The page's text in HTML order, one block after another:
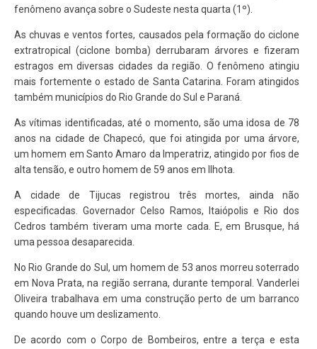
fenômeno avança sobre o Sudeste nesta quarta (1º).
As chuvas e ventos fortes, causados pela formação do ciclone
extratropical (ciclone bomba) derrubaram árvores e fizeram
estragos em diversas cidades da região. O fenômeno atingiu
mais fortemente o estado de Santa Catarina. Foram atingidos
também municípios do Rio Grande do Sul e Paraná.
As vítimas identificadas, até o momento, são uma idosa de 78
anos na cidade de Chapecó, que foi atingida por uma árvore,
um homem em Santo Amaro da Imperatriz, atingido por fios de
alta tensão, e outro homem de 59 anos em Ilhota.
A cidade de Tijucas registrou três mortes, ainda não
especificadas. Governador Celso Ramos, Itaiópolis e Rio dos
Cedros também tiveram uma morte cada. E, em Brusque, há
uma pessoa desaparecida.
No Rio Grande do Sul, um homem de 53 anos morreu soterrado
em Nova Prata, na região serrana, durante temporal. Vanderlei
Oliveira trabalhava em uma construção perto de um barranco
quando houve um deslizamento.
De acordo com o Corpo de Bombeiros, entre a terça e esta